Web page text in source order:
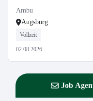
Ambu
Augsburg
Vollzeit
02.08.2026
Job